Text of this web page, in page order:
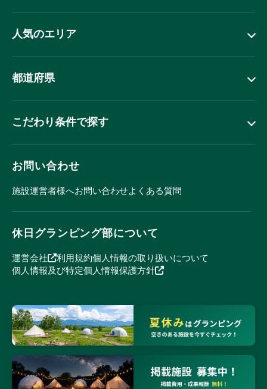
人気のエリア
都道府県
こだわり条件で探す
お問い合わせ
施設運営者様へお問い合わせよくある質問
休日グランピング部について
運営会社 利用規約個人情報の取り扱いについて
個人情報及び特定個人情報保護方針